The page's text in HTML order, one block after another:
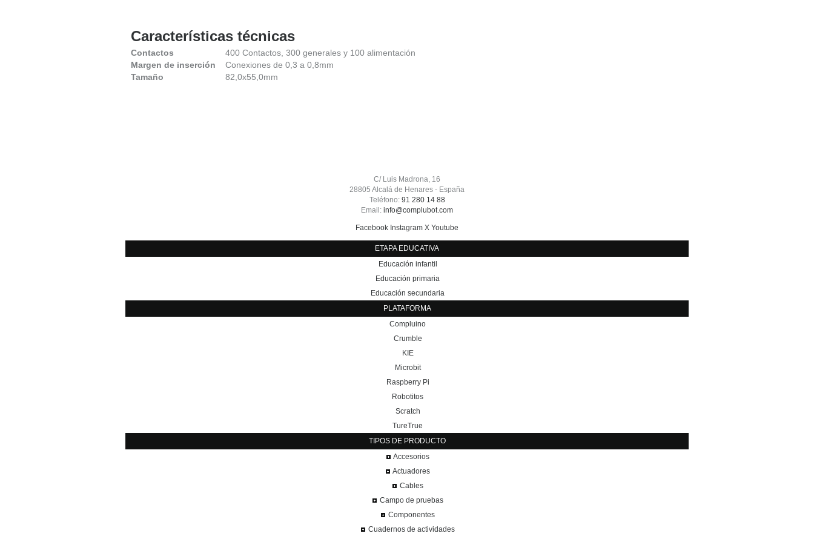
Características técnicas
Contactos
400 Contactos, 300 generales y 100 alimentación
Margen de inserción
Conexiones de 0,3 a 0,8mm
Tamaño
82,0x55,0mm
C/ Luis Madrona, 16
28805 Alcalá de Henares - España
Teléfono: 91 280 14 88
Email: info@complubot.com
Facebook Instagram X Youtube
ETAPA EDUCATIVA
Educación infantil
Educación primaria
Educación secundaria
PLATAFORMA
Compluino
Crumble
KIE
Microbit
Raspberry Pi
Robotitos
Scratch
TureTrue
TIPOS DE PRODUCTO
Accesorios
Actuadores
Cables
Campo de pruebas
Componentes
Cuadernos de actividades